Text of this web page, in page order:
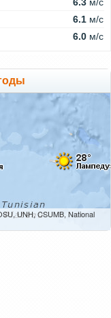
6.3 м/c
6.1 м/c
6.0 м/c
UNH, CSUMB, National